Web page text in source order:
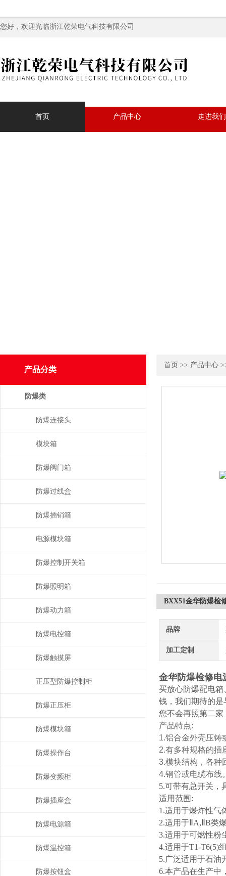
您好，欢迎光临浙江乾荣电气科技有限公司
首页 产品中心 走进我们
首页 >> 产品中心
BXX51金华防爆检
品牌
加工定制
金华防爆检修电
买放心防爆配电
钱，我们期待的
您不会再照第二
产品特点:
1.铝合金外壳压铸
2.有多种规格的插
3.模块结构，各种
4.钢管或电缆布线
5.可带有总开关，
适用范围:
1.适用于爆炸性气
2.适用于ⅡA,ⅡB类
3.适用于可燃性粉
4.适用于T1-T6(5)
5.广泛适用于石油
6.本产品在生产中
产品分类
防爆类
防爆连接头
模块箱
防爆阀门箱
防爆过线盒
防爆插销箱
电源模块箱
防爆控制开关箱
防爆照明箱
防爆动力箱
防爆电控箱
防爆触摸屏
正压型防爆控制柜
防爆正压柜
防爆模块箱
防爆操作台
防爆变频柜
防爆插座盒
防爆电源箱
防爆温控箱
防爆按钮盒